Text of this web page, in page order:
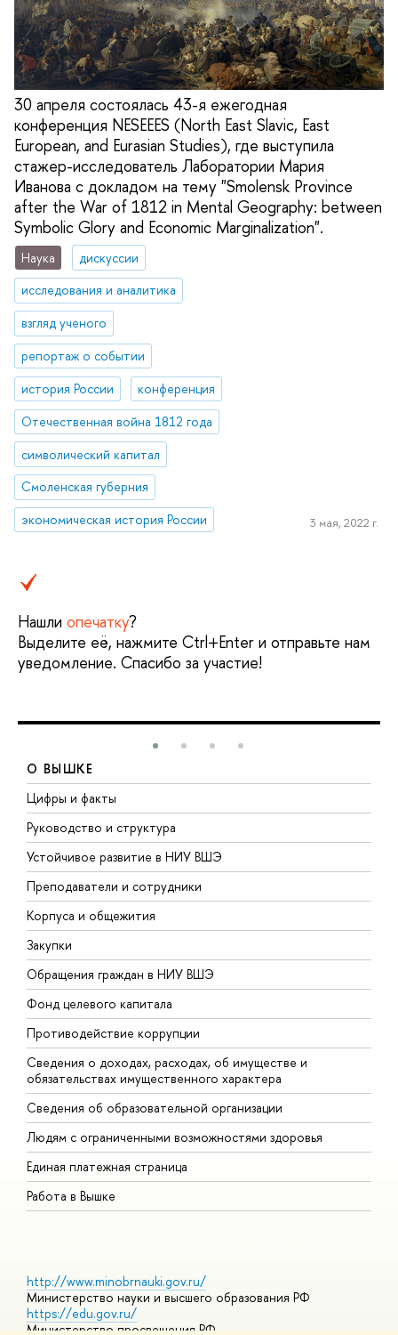
30 апреля состоялась 43-я ежегодная
конференция NESEEES (North East Slavic, East
European, and Eurasian Studies), где выступила
стажер-исследователь Лаборатории Мария
Иванова с докладом на тему "Smolensk Province
after the War of 1812 in Mental Geography: between
Symbolic Glory and Economic Marginalization".
Наука
дискуссии
исследования и аналитика
взгляд ученого
репортаж о событии
история России
конференция
Отечественная война 1812 года
символический капитал
Смоленская губерния
экономическая история России
3 мая, 2022 г.
Нашли опечатку?
Выделите её, нажмите Ctrl+Enter и отправьте нам
уведомление. Спасибо за участие!
О ВЫШКЕ
Цифры и факты
Руководство и структура
Устойчивое развитие в НИУ ВШЭ
Преподаватели и сотрудники
Корпуса и общежития
Закупки
Обращения граждан в НИУ ВШЭ
Фонд целевого капитала
Противодействие коррупции
Сведения о доходах, расходах, об имуществе и
обязательствах имущественного характера
Сведения об образовательной организации
Людям с ограниченными возможностями здоровья
Единая платежная страница
Работа в Вышке
http://www.minobrnauki.gov.ru/
Министерство науки и высшего образования РФ
https://edu.gov.ru/
Министерство просвещения РФ